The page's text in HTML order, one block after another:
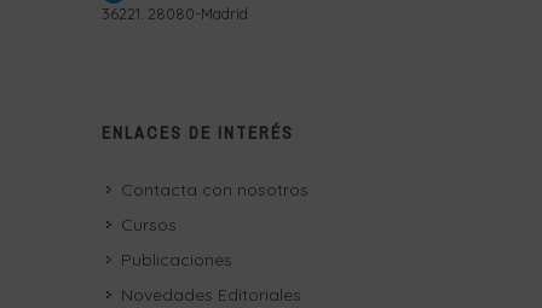
36221. 28080-Madrid
ENLACES DE INTERÉS
Contacta con nosotros
Cursos
Publicaciones
Novedades Editoriales